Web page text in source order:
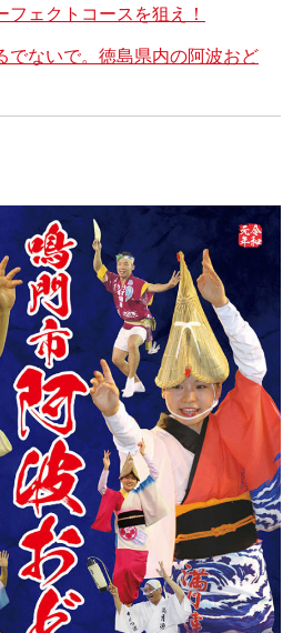
ェクトコースを狙え！
でないで。徳島県内の阿波おど